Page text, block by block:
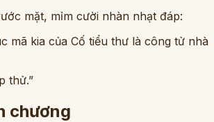
mặt, mỉm cười nhàn nhạt đáp:
mã kia của Cố tiểu thư là công tử nhà
thử.”
chương